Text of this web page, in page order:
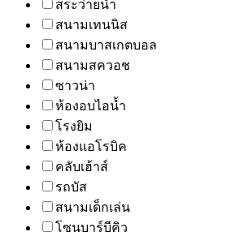
สระว่ายน้ำ
สนามเทนนิส
สนามบาสเกตบอล
สนามสควอช
ซาวน่า
ห้องอบไอน้ำ
โรงยิม
ห้องแอโรบิค
คลับเฮ้าส์
รถบัส
สนามเด็กเล่น
โซนบาร์บีคิว